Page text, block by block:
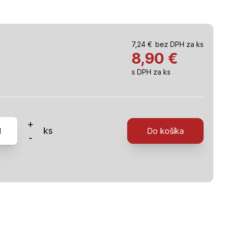
7,24 € bez DPH za ks
8,90 €
s DPH za ks
+
-
ks Do košíka